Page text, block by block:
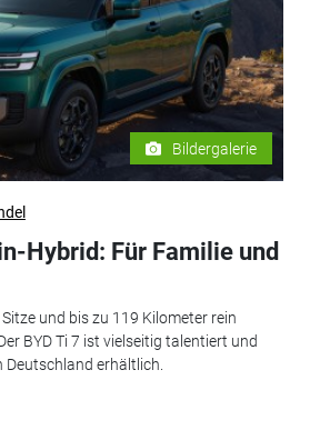
Bildergalerie
Hybrid: Für Familie und
und bis zu 119 Kilometer rein
BYD Ti 7 ist vielseitig talentiert und
erhältlich.